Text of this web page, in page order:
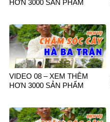
HƠN 3000 SẢN PHẨM
VIDEO 08 – XEM THÊM
HƠN 3000 SẢN PHẨM